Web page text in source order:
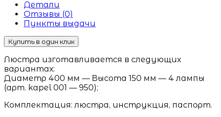
Детали
Отзывы (0)
Пункты выдачи
Купить в один клик
Люстра изготавливается в следующих
вариантах:
Диаметр 400 мм — Высота 150 мм — 4 лампы
(арт. kapel 001 — 950);
Комплектация: люстра, инструкция, паспорт.